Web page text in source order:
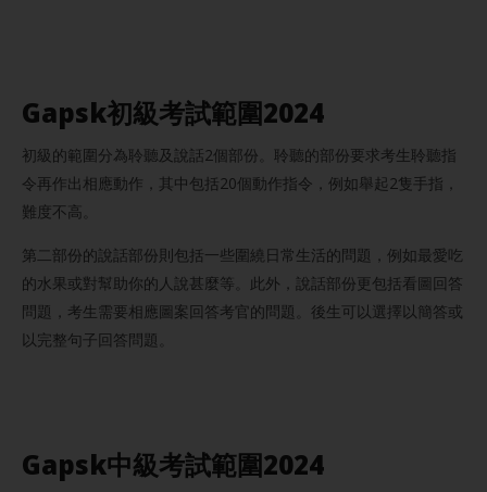
Gapsk初級考試範圍2024
初級的範圍分為聆聽及說話2個部份。聆聽的部份要求考生聆聽指
令再作出相應動作，其中包括20個動作指令，例如舉起2隻手指，
難度不高。
第二部份的說話部份則包括一些圍繞日常生活的問題，例如最愛吃
的水果或對幫助你的人說甚麼等。此外，說話部份更包括看圖回答
問題，考生需要相應圖案回答考官的問題。後生可以選擇以簡答或
以完整句子回答問題。
Gapsk中級考試範圍2024